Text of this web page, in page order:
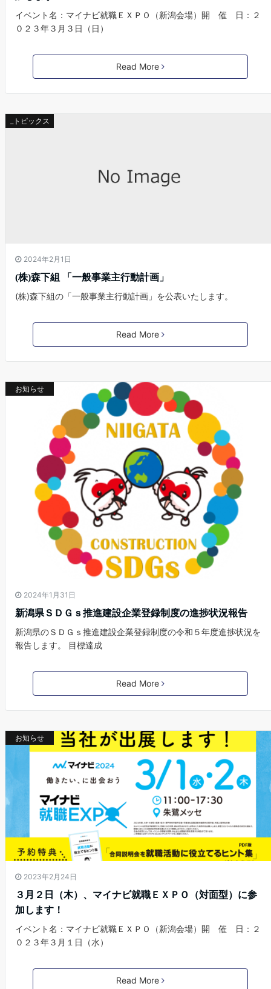
イベント名：マイナビ就職ＥＸＰＯ（新潟会場）開 催 日：２
０２３年３月３日（日）
Read More
_トピックス
2024年2月1日
(株)森下組 「一般事業主行動計画」
(株)森下組の「一般事業主行動計画」を公表いたします。
Read More
お知らせ
2024年1月31日
新潟県ＳＤＧｓ推進建設企業登録制度の進捗状況報告
新潟県のＳＤＧｓ推進建設企業登録制度の令和５年度進捗状況を
報告します。 目標達成
Read More
お知らせ
2023年2月24日
３月２日（木）、マイナビ就職ＥＸＰＯ（対面型）に参
加します！
イベント名：マイナビ就職ＥＸＰＯ（新潟会場）開 催 日：２
０２３年３月１日（水）
Read More